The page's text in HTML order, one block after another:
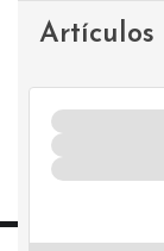
Artículos